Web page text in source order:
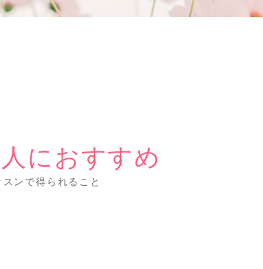
におすすめ
スンで得られること